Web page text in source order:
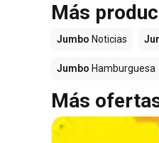
Más
Jumbo Noticias
Jumbo Hamburguesa
Más